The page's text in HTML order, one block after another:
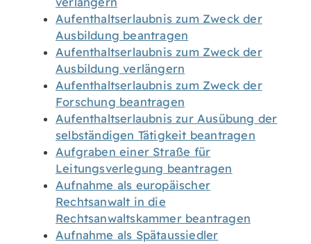
Aufenthaltserlaubnis zum Zweck der
Ausbildung beantragen
Aufenthaltserlaubnis zum Zweck der
Ausbildung verlängern
Aufenthaltserlaubnis zum Zweck der
Forschung beantragen
Aufenthaltserlaubnis zur Ausübung der
selbständigen Tätigkeit beantragen
Aufgraben einer Straße für
Leitungsverlegung beantragen
Aufnahme als europäischer
Rechtsanwalt in die
Rechtsanwaltskammer beantragen
Aufnahme als Spätaussiedler